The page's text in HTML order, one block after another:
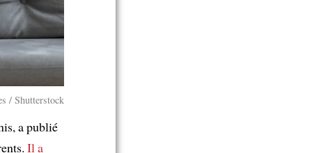
/ Shutterstock
a publié
Il a